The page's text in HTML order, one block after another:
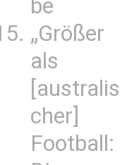
be
„Größer
als
[australis
cher]
Football: